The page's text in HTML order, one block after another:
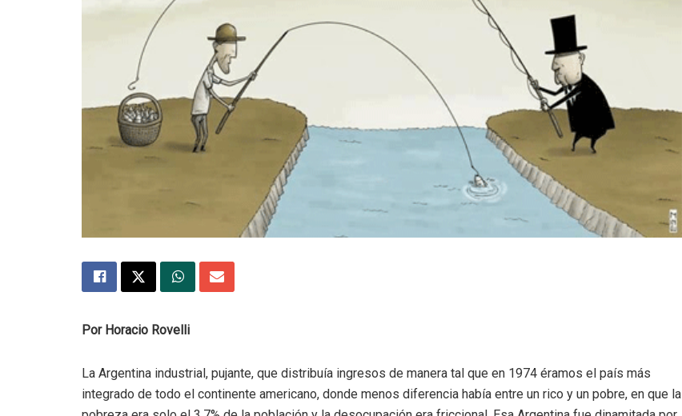
Por Horacio Rovelli
La Argentina industrial, pujante, que distribuía ingresos de manera tal que en 1974 éramos el país más
integrado de todo el continente americano, donde menos diferencia había entre un rico y un pobre, en que la